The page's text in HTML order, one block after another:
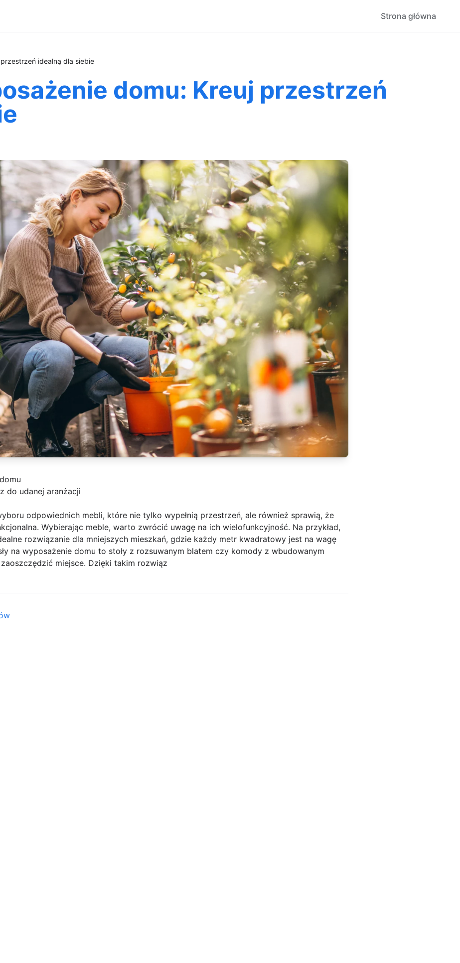
Strona główna
idealną dla siebie
domu: Kreuj przestrzeń
do udanej aranżacji
odpowiednich mebli, które nie tylko wypełnią przestrzeń, ale również sprawią, że
Wybierając meble, warto zwrócić uwagę na ich wielofunkcyjność. Na przykład,
rozwiązanie dla mniejszych mieszkań, gdzie każdy metr kwadratowy jest na wagę
na wyposażenie domu to stoły z rozsuwanym blatem czy komody z wbudowanym
miejsce. Dzięki takim rozwiąz